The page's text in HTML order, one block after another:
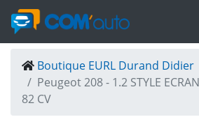
Boutique EURL Durand Didier
Peugeot 208 - 1.2 STYLE
82 CV